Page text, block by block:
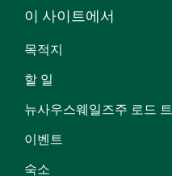
이 사이트에서
목적지
할 일
뉴사우스웨일즈주 로드
이벤트
숙소